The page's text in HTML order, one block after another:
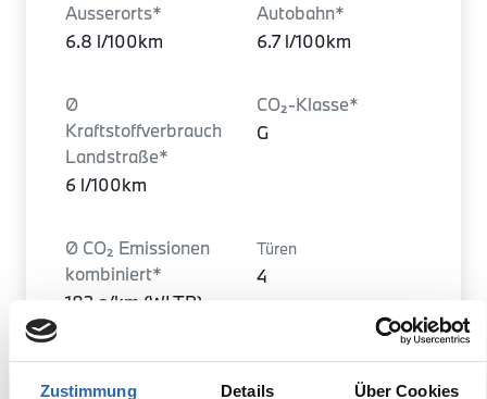
Zustimmung Details Über Cookies
Ausserorts*
6.8 l/100km
Autobahn*
6.7 l/100km
Ø
Kraftstoffverbrauch
Landstraße*
6 l/100km
CO₂-Klasse*
G
Ø CO₂ Emissionen
kombiniert*
182 g/km (WLTP)
Türen
4
Leergewicht
2070 kg
Heckantrieb
Nein